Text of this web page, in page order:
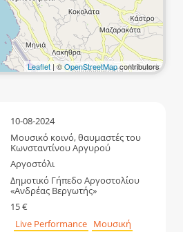
Leaflet| ©OpenStreetMapcontributors
10-08-2024
Μουσικό κοινό, θαυμαστές του
Κωνσταντίνου Αργυρού
Αργοστόλι
Δημοτικό Γήπεδο Αργοστολίου
«Ανδρέας Βεργωτής»
15 €
Live Performance Μουσική